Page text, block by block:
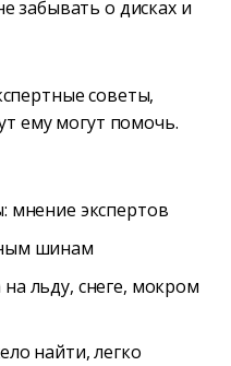
забывать о дисках и
советы,
ему могут помочь.
мнение экспертов
шинам
льду, снеге, мокром
найти, легко